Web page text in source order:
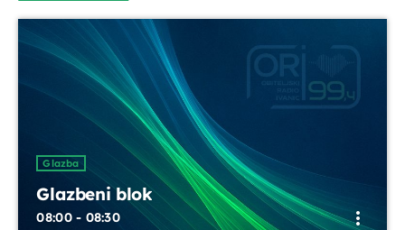
Glazba
Glazbeni blok
08:00 - 08:30 more_vert